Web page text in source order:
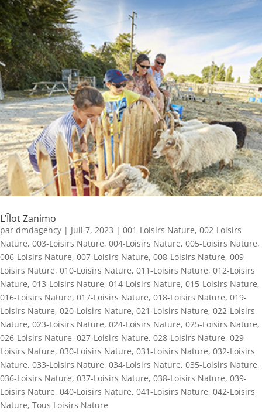
L’Îlot Zanimo
par dmdagency | Juil 7, 2023 | 001-Loisirs Nature, 002-Loisirs
Nature, 003-Loisirs Nature, 004-Loisirs Nature, 005-Loisirs Nature,
006-Loisirs Nature, 007-Loisirs Nature, 008-Loisirs Nature, 009-
Loisirs Nature, 010-Loisirs Nature, 011-Loisirs Nature, 012-Loisirs
Nature, 013-Loisirs Nature, 014-Loisirs Nature, 015-Loisirs Nature,
016-Loisirs Nature, 017-Loisirs Nature, 018-Loisirs Nature, 019-
Loisirs Nature, 020-Loisirs Nature, 021-Loisirs Nature, 022-Loisirs
Nature, 023-Loisirs Nature, 024-Loisirs Nature, 025-Loisirs Nature,
026-Loisirs Nature, 027-Loisirs Nature, 028-Loisirs Nature, 029-
Loisirs Nature, 030-Loisirs Nature, 031-Loisirs Nature, 032-Loisirs
Nature, 033-Loisirs Nature, 034-Loisirs Nature, 035-Loisirs Nature,
036-Loisirs Nature, 037-Loisirs Nature, 038-Loisirs Nature, 039-
Loisirs Nature, 040-Loisirs Nature, 041-Loisirs Nature, 042-Loisirs
Nature, Tous Loisirs Nature